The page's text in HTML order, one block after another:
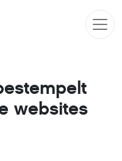
websites